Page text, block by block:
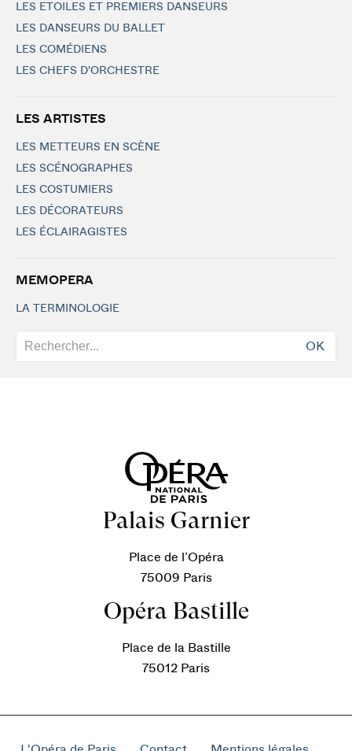
LES ETOILES ET PREMIERS DANSEURS
LES DANSEURS DU BALLET
LES COMÉDIENS
LES CHEFS D'ORCHESTRE
LES ARTISTES
LES METTEURS EN SCÈNE
LES SCÉNOGRAPHES
LES COSTUMIERS
LES DÉCORATEURS
LES ÉCLAIRAGISTES
MEMOPERA
LA TERMINOLOGIE
OK
Palais Garnier
Place de l’Opéra
75009 Paris
Opéra Bastille
Place de la Bastille
75012 Paris